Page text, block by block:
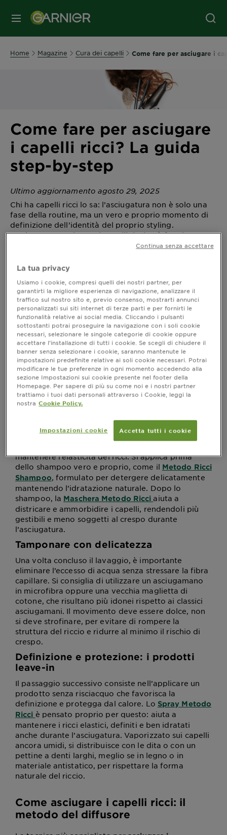
MENU
Home Magazine Cura dei capelli Come fare per asciugare i
Come fare per asciugare
i capelli ricci? La guida
step-by-step
Ultimo aggiornamento agosto 29, 2025
Chi ha capelli ricci lo sa: l’asciugatura non è solo una
fase della routine, ma un vero e proprio momento di
definizione dell’identità del proprio styling.
Capirecome asciugare i capelli riccipuò fare la
differenza tra ricci morbidi e ben definiti e una chioma
step, esploreremo i tip, i prodotti da scegliere e le
propria texture naturale.
Preparare i capelli al momento
dell’asciugatura
Tutto inizia prima ancora che l’asciugacapelli entri
in gioco. La fase del lavaggio è cruciale: serve a
preparare i capelli a ricevere idratazione e
definizione. Utilizzare una routine specifica, come
quella proposta dalla lineaMetodo Ricci di Garnier,
può rappresentare il primo passo per valorizzare il
Pre-Shampooè ideale per proteggere la fibra
mantenere l’elasticità dei ricci. Si applica prima
dello shampoo vero e proprio, come il Metodo Ricci
Shampoo, formulato per detergere delicatamente
mantenendo l’idratazione naturale. Dopo lo
shampoo, la Maschera Metodo Ricciaiuta a
districare e ammorbidire i capelli, rendendoli più
gestibili e meno soggetti al crespo durante
l’asciugatura.
Tamponare con delicatezza
Una volta concluso il lavaggio, è importante
eliminare l’eccesso di acqua senza stressare la fibra
capillare. Si consiglia di utilizzare un asciugamano
in microfibra oppure una vecchia maglietta di
cotone, che risultano più idonei rispetto ai classici
asciugamani. Il movimento deve essere dolce, non
si deve strofinare, per evitare di rompere la
struttura del riccio e ridurre al minimo il rischio di
crespo.
Definizione e protezione: i prodotti
leave-in
Il passaggio successivo consiste nell’applicare un
prodotto senza risciacquo che favorisca la
definizione e protegga dal calore. Lo Spray Metodo
Ricci è pensato proprio per questo: aiuta a
mantenere i ricci elastici, definiti e ben idratati
anche durante l’asciugatura. Vaporizzato sui capelli
ancora umidi, si distribuisce con le dita o con un
pettine a denti larghi, meglio se in legno o in
materiale antistatico, per rispettare la forma
naturale del riccio.
Come asciugare i capelli ricci: il
metodo del diffusore
La tua privacy
Usiamo i cookie, compresi quelli dei nostri partner, per
garantirti la migliore esperienza di navigazione, analizzare il
traffico sul nostro sito e, previo consenso, mostrarti annunci
personalizzati sui siti internet di terze parti e per fornirti le
funzionalità relative ai social media. Cliccando i pulsanti
sottostanti potrai proseguire la navigazione con i soli cookie
necessari, selezionare le singole categorie di cookie oppure
accettare l’installazione di tutti i cookie. Se scegli di chiudere il
banner senza selezionare i cookie, saranno mantenute le
impostazioni predefinite relative ai soli cookie necessari. Potrai
modificare le tue preferenze in ogni momento accedendo alla
sezione Impostazioni sui cookie presente nel footer della
Homepage. Per sapere di più su come noi e i nostri partner
trattiamo i tuoi dati personali attraverso i Cookie, leggi la
nostra Cookie Policy.
Impostazioni cookie Accetta tutti i cookie
Continua senza accettare